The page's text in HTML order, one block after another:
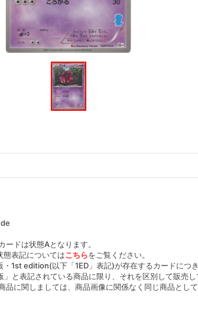
ードは状態Aとなります。
態表記についてはこちらをご覧ください。
1st edition(以下「1ED」表記)が存在するカードにつ
」と表記されている商品に限り、それを区別して販売し
品に関しましては、商品画像に関係なく同じ商品とし